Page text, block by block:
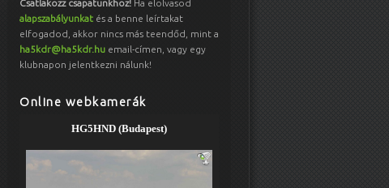
Csatlakozz csapatunkhoz! Ha elolvasod
alapszabályunkat és a benne leírtakat
elfogadod, akkor nincs más teendőd, mint a
ha5kdr@ha5kdr.hu email-címen, vagy egy
klubnapon jelentkezni nálunk!
Online webkamerák